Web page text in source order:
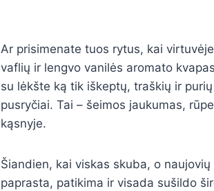
Ar prisimenate tuos rytus, kai
vaflių ir lengvo vanilės aromato
su lėkšte ką tik iškeptų, traškių ir
pusryčiai. Tai – šeimos jaukumas,
kąsnyje.
Šiandien, kai viskas skuba, o
paprasta, patikima ir visada sušildo